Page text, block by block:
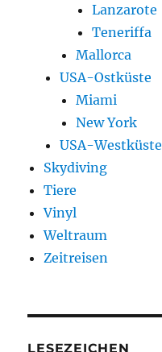
Lanzarote
Teneriffa
Mallorca
USA-Ostküste
Miami
New York
USA-Westküste
Skydiving
Tiere
Vinyl
Weltraum
Zeitreisen
LESEZEICHEN